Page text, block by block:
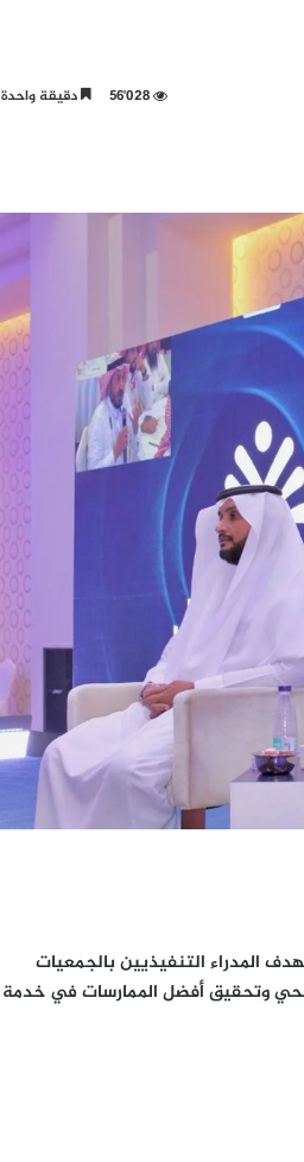
56٬028 دقيقة واحدة
المدراء التنفيذيين بالجمعيات
وتحقيق أفضل الممارسات في خدمة